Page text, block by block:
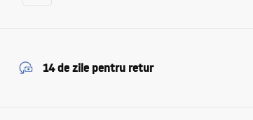
14 de zile pentru retur